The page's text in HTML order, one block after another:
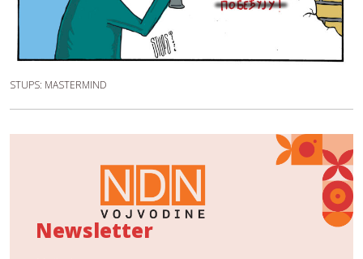
STUPS: MASTERMIND
Newsletter